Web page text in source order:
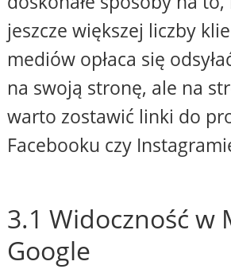
jeszcze większej liczby
mediów opłaca się
na swoją stronę, ale na
warto zostawić linki do
Facebooku czy
3.1 Widoczność w
Google